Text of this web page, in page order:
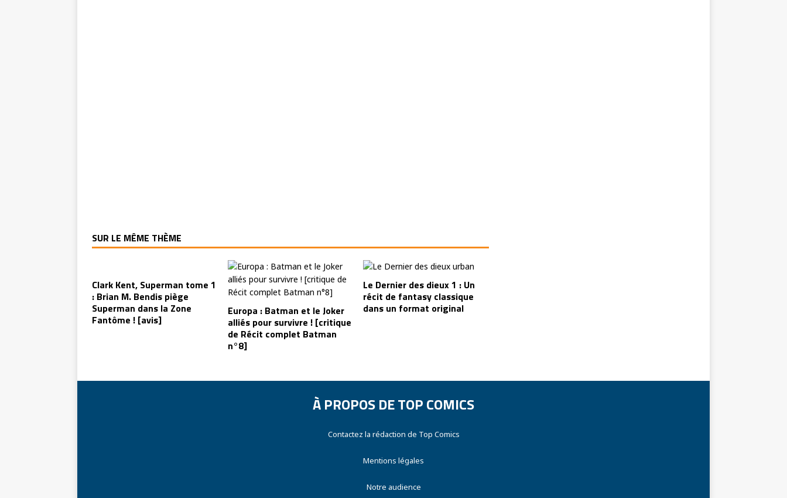
SUR LE MÊME THÈME
Clark Kent, Superman tome 1
: Brian M. Bendis piège
Superman dans la Zone
Fantôme ! [avis]
Europa : Batman et le Joker
alliés pour survivre ! [critique
de Récit complet Batman
n°8]
Le Dernier des dieux 1 : Un
récit de fantasy classique
dans un format original
À PROPOS DE TOP COMICS
Contactez la rédaction de Top Comics
Mentions légales
Notre audience